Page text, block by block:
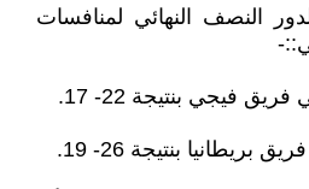
الدور النصف النهائي لمنافسات